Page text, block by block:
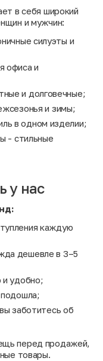
в себя широкий
и мужчин:
силуэты и
офиса и
и долговечные;
и зимы;
в одном изделии;
- стильные
у нас
каждую
дешевле в 3–5
и удобно;
заботитесь об
перед продажей,
товары.